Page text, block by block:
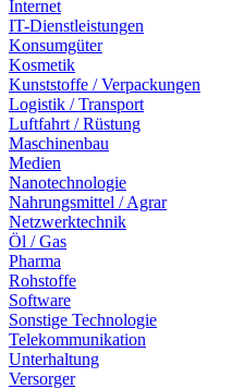
Internet
IT-Dienstleistungen
Konsumgüter
Kosmetik
Kunststoffe / Verpackungen
Logistik / Transport
Luftfahrt / Rüstung
Maschinenbau
Medien
Nanotechnologie
Nahrungsmittel / Agrar
Netzwerktechnik
Öl / Gas
Pharma
Rohstoffe
Software
Sonstige Technologie
Telekommunikation
Unterhaltung
Versorger